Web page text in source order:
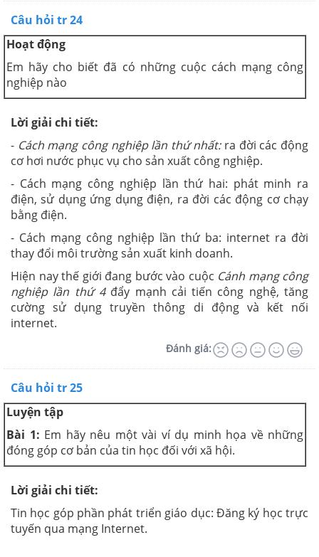
Câu hỏi tr 24
Hoạt động
Em hãy cho biết đã có những cuộc cách mạng công
nghiệp nào
Lời giải chi tiết:
- Cách mạng công nghiệp lần thứ nhất:ra đời các động
cơ hơi nước phục vụ cho sản xuất công nghiệp.
- Cách mạng công nghiệp lần thứ hai: phát minh ra
điện, sử dụng ứng dụng điện, ra đời các động cơ chạy
bằng điện.
- Cách mạng công nghiệp lần thứ ba: internet ra đời
thay đổi môi trường sản xuất kinh doanh.
Hiện nay thế giới đang bước vào cuộc Cánh mạng công
nghiệp lần thứ 4 đẩy mạnh cải tiến công nghệ, tăng
cường sử dụng truyền thông di động và kết nối
internet.
Đánh giá:
Câu hỏi tr 25
Luyện tập
Bài 1: Em hãy nêu một vài ví dụ minh họa về những
đóng góp cơ bản của tin học đối với xã hội.
Lời giải chi tiết:
Tin học góp phần phát triển giáo dục: Đăng ký học trực
tuyến qua mạng Internet.